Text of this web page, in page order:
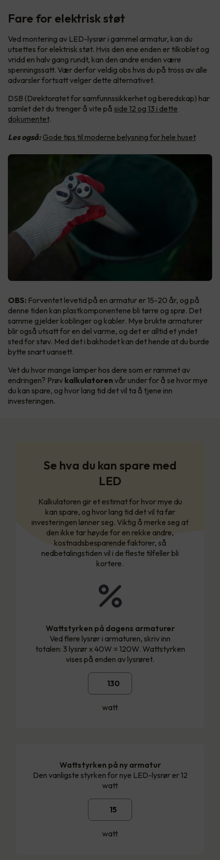
Fare for elektrisk støt
Ved montering av LED-lysrør i gammel armatur, kan du
utsettes for elektrisk støt. Hvis den ene enden er tilkoblet og
vridd en halv gang rundt, kan den andre enden være
spenningssatt. Vær derfor veldig obs hvis du på tross av alle
advarsler fortsatt velger dette alternativet.
DSB (Direktoratet for samfunnssikkerhet og beredskap) har
samlet det du trenger å vite på side 12 og 13 i dette
dokumentet.
Les også: Gode tips til moderne belysning for hele huset
OBS: Forventet levetid på en armatur er 15-20 år, og på
denne tiden kan plastkomponentene bli tørre og sprø. Det
samme gjelder koblinger og kabler. Mye brukte armaturer
blir også utsatt for en del varme, og det er alltid et yndet
sted for støv. Med det i bakhodet kan det hende at du burde
bytte snart uansett.
Vet du hvor mange lamper hos dere som er rammet av
endringen? Prøv kalkulatorenvår under for å se hvor mye
du kan spare, og hvor lang tid det vil ta å tjene inn
investeringen.
Se hva du kan spare med
LED
Kalkulatoren gir et estimat for hvor mye du
kan spare, og hvor lang tid det vil ta før
investeringen lønner seg. Viktig å merke seg at
den ikke tar høyde for en rekke andre,
kostnadsbesparende faktorer, så
nedbetalingstiden vil i de fleste tilfeller bli
kortere.
Wattstyrken på dagens armaturer
Ved flere lysrør i armaturen, skriv inn
totalen: 3 lysrør x 40W = 120W. Wattstyrken
vises på enden av lysrøret.
watt
Wattstyrken på ny armatur
Den vanligste styrken for nye LED-lysrør er 12
watt
watt